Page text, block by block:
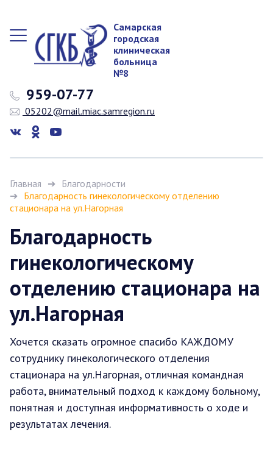
Самарская
городская
клиническая
больница
№8
959-07-77
05202@mail.miac.samregion.ru
Главная
Благодарности
Благодарность гинекологическому отделению
стационара на ул.Нагорная
Благодарность
гинекологическому
отделению стационара на
ул.Нагорная
Хочется сказать огромное спасибо КАЖДОМУ
сотруднику гинекологического отделения
стационара на ул.Нагорная, отличная командная
работа, внимательный подход к каждому больному,
понятная и доступная информативность о ходе и
результатах лечения.